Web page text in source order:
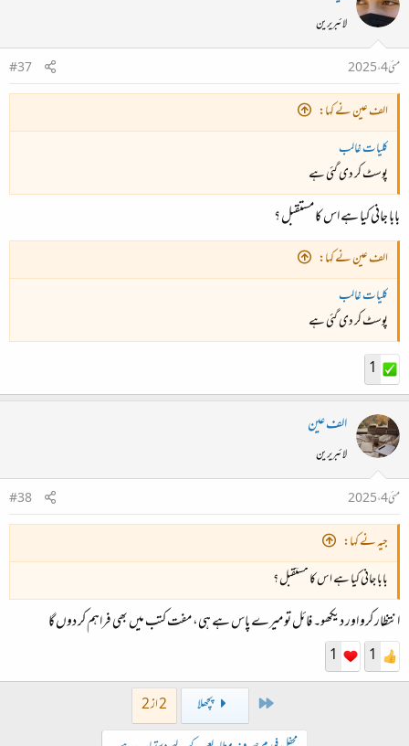
لائبریرین
مئی 4، 2025
#37
الف عین نے کہا:
کلیات غالب
پوسٹ کر دی گئی ہے
بابا جانی کیا ہے اس کا مستقبل ؟
الف عین نے کہا:
کلیات غالب
پوسٹ کر دی گئی ہے
1
الف عین
لائبریرین
مئی 4، 2025
#38
جیہ نے کہا:
بابا جانی کیا ہے اس کا مستقبل ؟
انتظار کرو اور دیکھو۔ فائل تو میرے پاس ہے ہی، مفت کتب میں بھی فراہم کر دوں گا
1
1
First
پچھلا
2 از 2